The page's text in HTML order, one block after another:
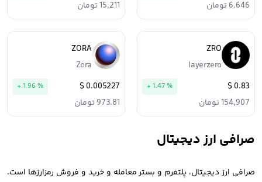
6.646 تومان 15,211 تومان
ZRO
layerzero
0.83 $
+ 1.47 %
154,907 تومان
ZORA
Zora
0.005227 $
+ 1.96 %
973.81 تومان
صرافی ارز دیجیتال
صرافی ارز دیجیتال، پلتفرم و بستر معامله و خرید و فروش رمزارزها است.